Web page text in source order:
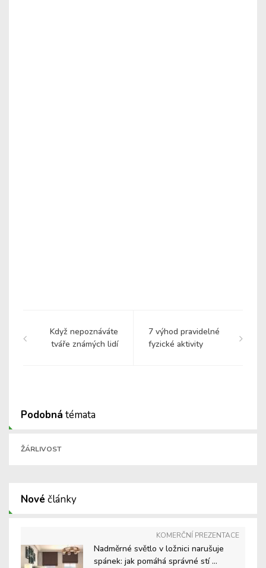
Když nepoznáváte
tváře známých lidí
7 výhod pravidelné
fyzické aktivity
Podobná témata
ŽÁRLIVOST
Nové články
KOMERČNÍ PREZENTACE
Nadměrné světlo v ložnici narušuje
spánek: jak pomáhá správné stí ...